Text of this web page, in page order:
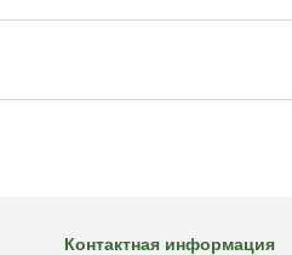
Контактная информация